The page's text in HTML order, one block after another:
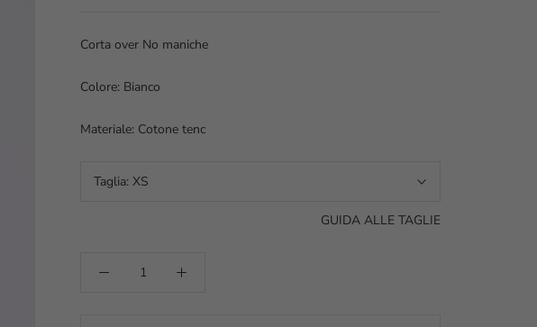
Corta over No maniche
Colore: Bianco
Materiale: Cotone tenc
Taglia: XS
GUIDA ALLE TAGLIE